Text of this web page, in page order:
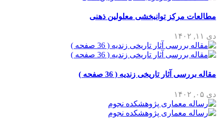
مطالعات مرکز توانبخشی معلولین ذهنی
دی ۱۱, ۱۴۰۲
مقاله بررسی آثار تاریخی زندیه ( 36 صفحه )
دی ۰۵, ۱۴۰۲